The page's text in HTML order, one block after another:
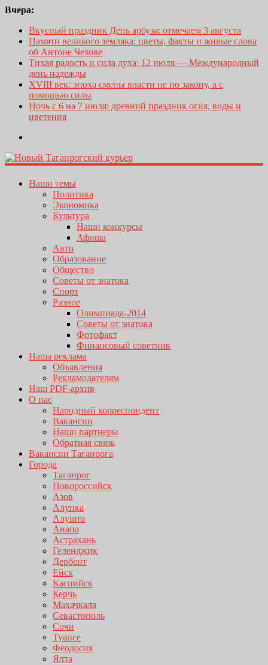
Вчера:
Вкусный праздник День арбуза: отмечаем 3 августа
Памяти великого земляка: цветы, факты и живые слова
об Антоне Чехове
Тихая радость и сила духа: 12 июля — Международный
день надежды
XVIII век: эпоха смены власти не по закону, а с
помощью силы
Ночь с 6 на 7 июля: древний праздник огня, воды и
цветения
Наши темы
Политика
Экономика
Культура
Наши конкурсы
Афиша
Авто
Образование
Общество
Советы от знатока
Спорт
Разное
Олимпиада-2014
Советы от знатока
Фотофакт
Финансовый советник
Наша реклама
Объявления
Рекламодателям
Наш PDF-архив
О нас
Народный корреспондент
Вакансии
Наши партнеры
Обратная связь
Вакансии Таганрога
Города
Таганрог
Новороссийск
Азов
Алупка
Алушта
Анапа
Астрахань
Геленджик
Дербент
Ейск
Каспийск
Керчь
Махачкала
Севастополь
Сочи
Туапсе
Феодосия
Ялта